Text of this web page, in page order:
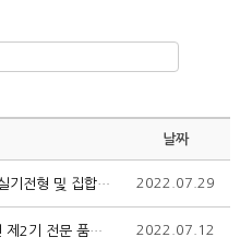
날짜
제19기 1급 국제태권도사범 자격 실기전형 및 집합연수 안내 2022.07.29
사) 부산태권도스포츠클럽 2022년 제2기 전문 품새 지도자 연수 추가 모집 2022.07.12